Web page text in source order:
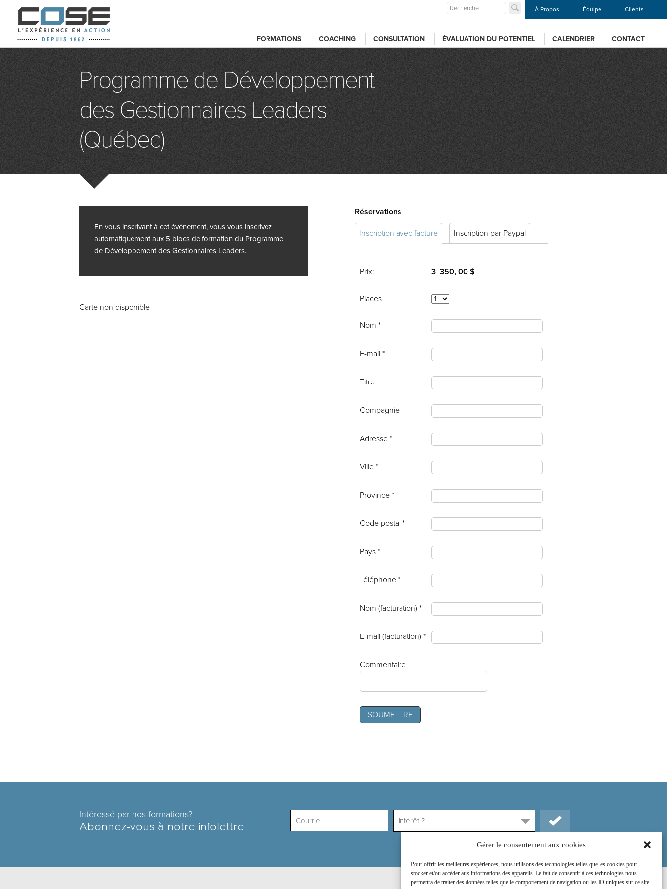
Gérer le consentement aux cookies
Pour offrir les meilleures expériences, nous utilisons des technologies telles que les cookies pour
stocker et/ou accéder aux informations des appareils. Le fait de consentir à ces technologies nous
permettra de traiter des données telles que le comportement de navigation ou les ID uniques sur ce site.
À Propos Équipe Clients
FORMATIONS COACHING CONSULTATION ÉVALUATION DU POTENTIEL CALENDRIER CONTACT
Programme de Développement
des Gestionnaires Leaders
(Québec)
En vous inscrivant à cet événement, vous vous inscrivez
automatiquement aux 5 blocs de formation du Programme
de Développement des Gestionnaires Leaders.
Réservations
Inscription avec facture Inscription par Paypal
Prix: 3 350, 00 $
Places
Nom *
E-mail *
Titre
Compagnie
Adresse *
Ville *
Province *
Code postal *
Pays *
Téléphone *
Nom (facturation) *
E-mail (facturation) *
Commentaire
Carte non disponible
Intéressé par nos formations?
Abonnez-vous à notre infolettre Intérêt ?
Rejoignez-nous sur :